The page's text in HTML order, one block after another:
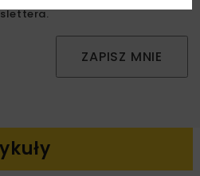
ZAPISZ MNIE